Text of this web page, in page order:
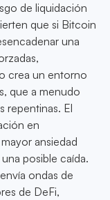
de liquidación
que si Bitcoin
una
crea un entorno
que a menudo
repentinas. El
en
ansiedad
posible caída.
ondas de
de DeFi,